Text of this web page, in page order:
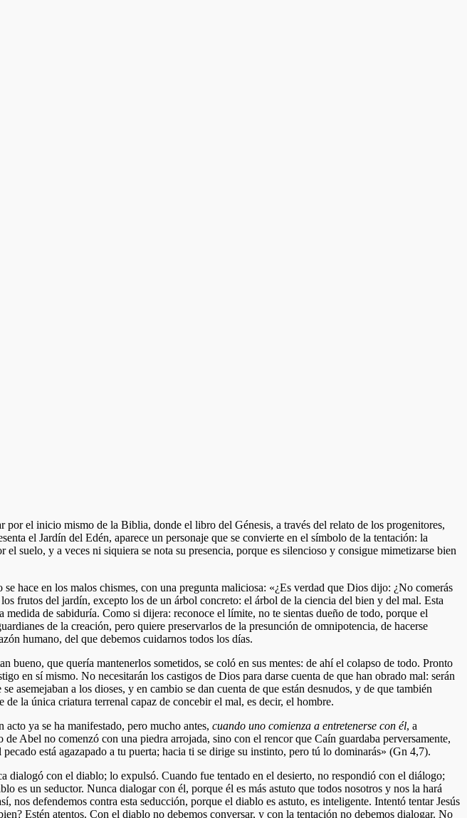
el inicio mismo de la Biblia, donde el libro del Génesis, a través del relato de los progenitores,
el Jardín del Edén, aparece un personaje que se convierte en el símbolo de la tentación: la
suelo, y a veces ni siquiera se nota su presencia, porque es silencioso y consigue mimetizarse bien
hace en los malos chismes, con una pregunta maliciosa: «¿Es verdad que Dios dijo: ¿No comerás
frutos del jardín, excepto los de un árbol concreto: el árbol de la ciencia del bien y del mal. Esta
de sabiduría. Como si dijera: reconoce el límite, no te sientas dueño de todo, porque el
de la creación, pero quiere preservarlos de la presunción de omnipotencia, de hacerse
humano, del que debemos cuidarnos todos los días.
que quería mantenerlos sometidos, se coló en sus mentes: de ahí el colapso de todo. Pronto
en sí mismo. No necesitarán los castigos de Dios para darse cuenta de que han obrado mal: serán
asemejaban a los dioses, y en cambio se dan cuenta de que están desnudos, y de que también
la única criatura terrenal capaz de concebir el mal, es decir, el hombre.
ya se ha manifestado, pero mucho antes, cuando uno comienza a entretenerse con él, a
Abel no comenzó con una piedra arrojada, sino con el rencor que Caín guardaba perversamente,
está agazapado a tu puerta; hacia ti se dirige su instinto, pero tú lo dominarás» (Gn 4,7).
dialogó con el diablo; lo expulsó. Cuando fue tentado en el desierto, no respondió con el diálogo;
es un seductor. Nunca dialogar con él, porque él es más astuto que todos nosotros y nos la hará
nos defendemos contra esta seducción, porque el diablo es astuto, es inteligente. Intentó tentar Jesús
Estén atentos. Con el diablo no debemos conversar, y con la tentación no debemos dialogar. No